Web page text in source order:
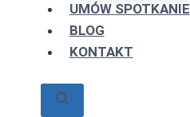
UMÓW SPOTKANIE
BLOG
KONTAKT